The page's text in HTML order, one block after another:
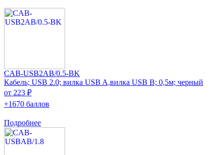
CAB-USB2AB/0.5-BK
Кабель; USB 2.0; вилка USB A,вилка USB B; 0,5м; черный
от 223 ₽
+1670 баллов
Подробнее